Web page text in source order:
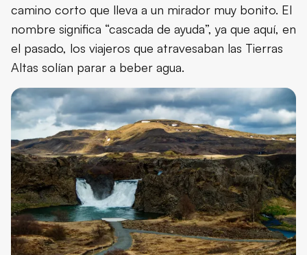
camino corto que lleva a un mirador muy bonito. El
nombre significa “cascada de ayuda”, ya que aquí, en
el pasado, los viajeros que atravesaban las Tierras
Altas solían parar a beber agua.